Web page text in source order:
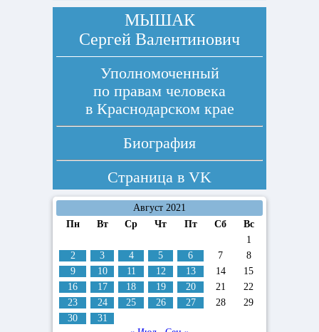
МЫШАК
Сергей Валентинович
Уполномоченный
по правам человека
в Краснодарском крае
Биография
Страница в VK
Август 2021
Пн
Вт Ср Чт Пт Сб
Вс
1
2
3 4 5 6 7
8
9
10 11 12 13 14
15
16
17 18 19 20 21
22
23
24 25 26 27 28
29
30
31